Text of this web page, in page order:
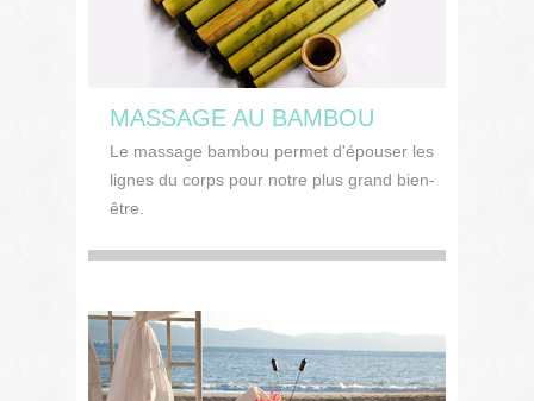
MASSAGE AU BAMBOU
Le massage bambou permet d'épouser les
lignes du corps pour notre plus grand bien-
être.